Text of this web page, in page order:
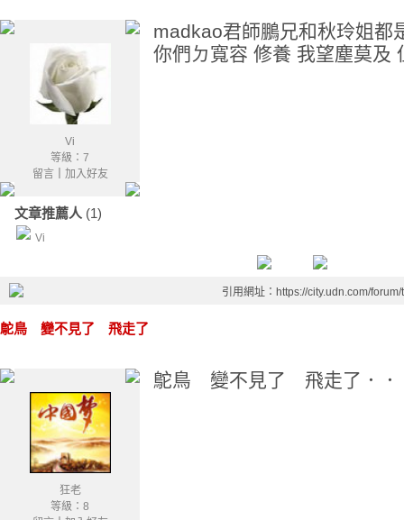
Vi
等級：7
留言｜ 加入好友
文章推薦人 (1)
Vi
madkao君師鵬兄和秋玲姐都
你們ㄉ寬容 修養 我望塵莫及
引用網址：https://city.udn.com/
鴕鳥 變不見了 飛走了
狂老
等級：8
鴕鳥 變不見了 飛走了．．